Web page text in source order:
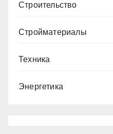
Строительство
Стройматериалы
Техника
Энергетика